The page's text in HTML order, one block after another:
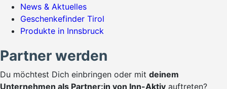
News & Aktuelles
Geschenkefinder Tirol
Produkte in Innsbruck
Partner werden
Du möchtest Dich einbringen oder mit deinem
Unternehmen als Partner:in von Inn-Aktiv auftreten?